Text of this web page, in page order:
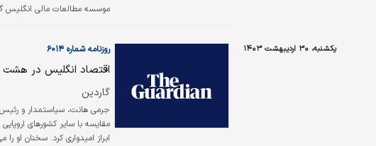
موسسه مطالعات مالی انگلیس
افزایش بار مالیاتی که تقریبا به…
یکشنبه، ۳۰ اردیبهشت ۱۴۰۳ روزنامه شماره ۶۰۱۴
اقتصاد انگلیس در هشت
گاردین
جرمی هانت، سیاستمدار و رئیس
مقایسه با سایر کشورهای
ابراز امیدواری کرد. سخنان